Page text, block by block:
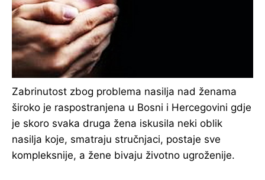
Zabrinutost zbog problema nasilja nad ženama
široko je raspostranjena u Bosni i Hercegovini gdje
je skoro svaka druga žena iskusila neki oblik
nasilja koje, smatraju stručnjaci, postaje sve
kompleksnije, a žene bivaju životno ugroženije.